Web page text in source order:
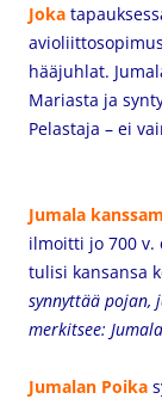
Joka
hääjuhlat.
Mariasta ja
Pelastaja – ei
Jumala
ilmoitti jo 700 v.
tulisi kansansa
synnyttää pojan,
merkitsee:
Jumalan Poika